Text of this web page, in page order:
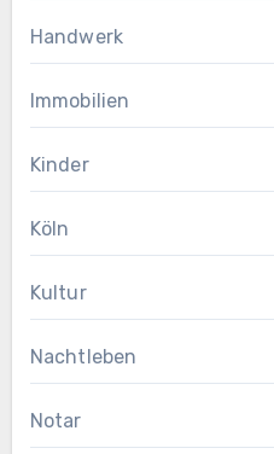
Handwerk
Immobilien
Kinder
Köln
Kultur
Nachtleben
Notar